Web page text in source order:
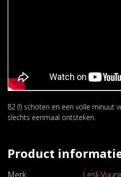
82 (!) schoten en een volle minuut
slechts eenmaal ontsteken.
Product
Merk
Lesli